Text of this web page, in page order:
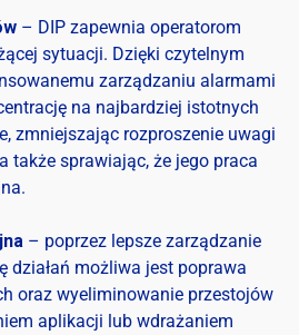
– DIP zapewnia operatorom
sytuacji. Dzięki czytelnym
zarządzaniu alarmami
na najbardziej istotnych
zmniejszając rozproszenie uwagi
także sprawiając, że jego praca
– poprzez lepsze zarządzanie
działań możliwa jest poprawa
oraz wyeliminowanie przestojów
aplikacji lub wdrażaniem